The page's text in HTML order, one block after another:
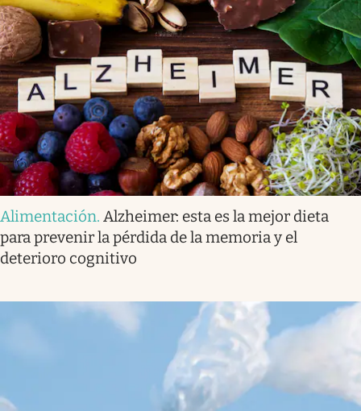
Alimentación. Alzheimer: esta es la mejor dieta
para prevenir la pérdida de la memoria y el
deterioro cognitivo